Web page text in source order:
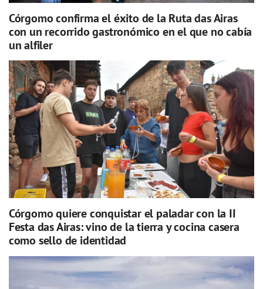
Córgomo confirma el éxito de la Ruta das Airas
con un recorrido gastronómico en el que no cabía
un alfiler
Córgomo quiere conquistar el paladar con la II
Festa das Airas: vino de la tierra y cocina casera
como sello de identidad